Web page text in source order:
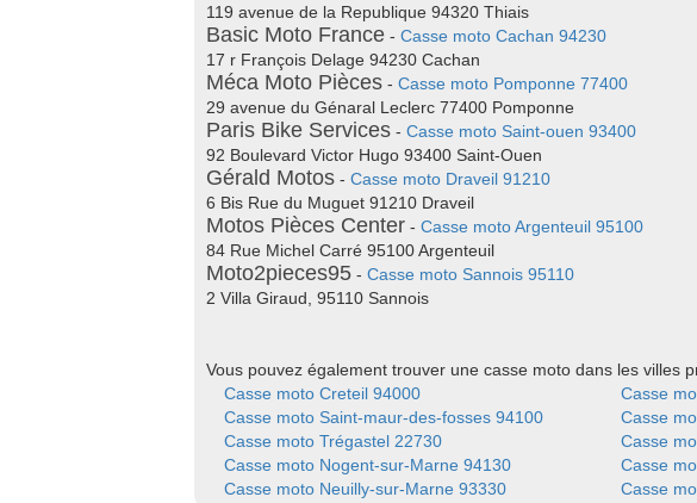
119 avenue de la Republique 94320 Thiais
Basic Moto France - Casse moto Cachan 94230
17 r François Delage 94230 Cachan
Méca Moto Pièces - Casse moto Pomponne 77400
29 avenue du Génaral Leclerc 77400 Pomponne
Paris Bike Services - Casse moto Saint-ouen 93400
92 Boulevard Victor Hugo 93400 Saint-Ouen
Gérald Motos - Casse moto Draveil 91210
6 Bis Rue du Muguet 91210 Draveil
Motos Pièces Center - Casse moto Argenteuil 95100
84 Rue Michel Carré 95100 Argenteuil
Moto2pieces95 - Casse moto Sannois 95110
2 Villa Giraud, 95110 Sannois
Vous pouvez également trouver une casse moto dans les villes
Casse moto Creteil 94000
Casse
Casse moto Saint-maur-des-fosses 94100
Casse
Casse moto Trégastel 22730
Casse
Casse moto Nogent-sur-Marne 94130
Casse
Casse moto Neuilly-sur-Marne 93330
Casse